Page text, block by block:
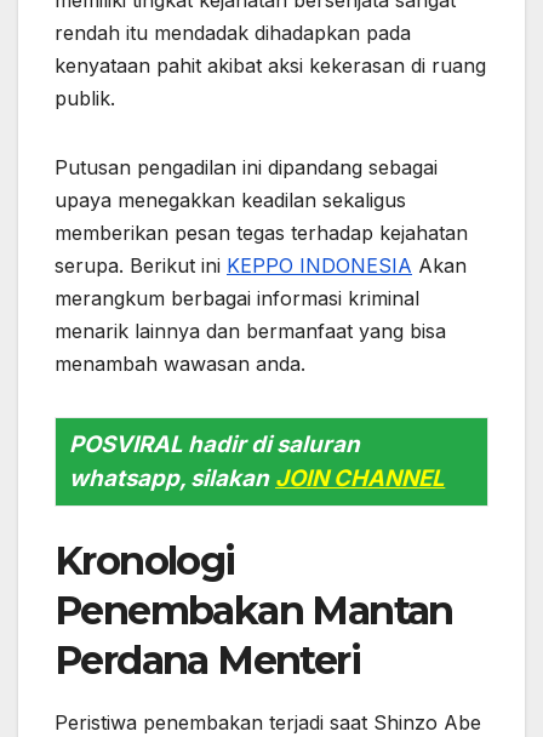
rendah itu mendadak dihadapkan pada
kenyataan pahit akibat aksi kekerasan di ruang
publik.
Putusan pengadilan ini dipandang sebagai
upaya menegakkan keadilan sekaligus
memberikan pesan tegas terhadap kejahatan
serupa. Berikut ini KEPPO INDONESIA Akan
merangkum berbagai informasi kriminal
menarik lainnya dan bermanfaat yang bisa
menambah wawasan anda.
POSVIRAL hadir di saluran
whatsapp, silakan JOIN CHANNEL
Kronologi
Penembakan Mantan
Perdana Menteri
Peristiwa penembakan terjadi saat Shinzo Abe